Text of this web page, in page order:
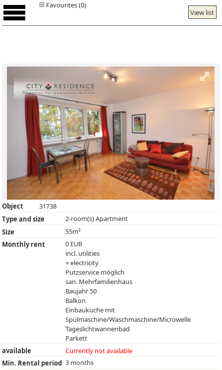
View list
Favourites (0)
Object
31738
Type and size
2-room(s) Apartment
Size
55m²
Monthly rent
0 EUR
incl. utilities
+ electricity
Putzservice möglich
san. Mehrfamilienhaus
Baujahr 50
Balkon
Einbauküche mit
Spülmaschine/Waschmaschine/Microwelle
Tageslichtwannenbad
Parkett
available
Currently not available
Min. Rental period 3 months